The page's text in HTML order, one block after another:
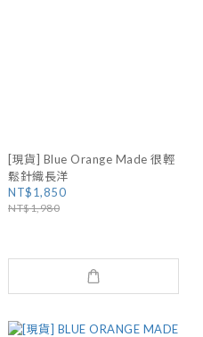
[現貨] Blue Orange Made 很輕
鬆針織長洋
NT$1,850
NT$1,980